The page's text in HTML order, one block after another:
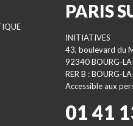
PARIS
INITIATIVES
43, boulevard du
92340 BOURG-
RER B : BOURG-
Accessible aux
01 41